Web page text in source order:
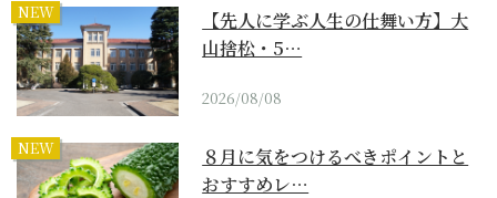
NEW
【先人に学ぶ人生の仕舞い方】大
山捨松・5…
2026/08/08
NEW
８月に気をつけるべきポイントと
おすすめレ…